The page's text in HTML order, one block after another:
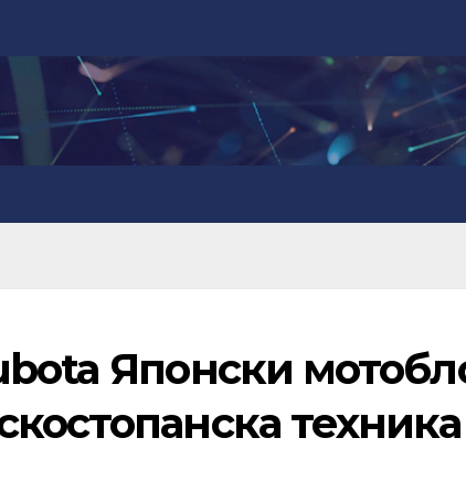
Японски